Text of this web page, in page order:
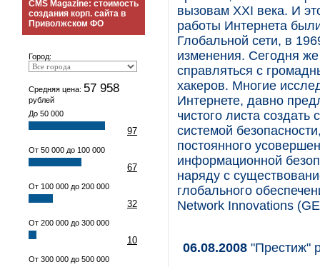
CMS Magazine: стоимость
создания корп. сайта в
Приволжском ФО
Город:
Средняя цена: 57 958
рублей
До 50 000
97
От 50 000 до 100 000
67
От 100 000 до 200 000
32
От 200 000 до 300 000
10
От 300 000 до 500 000
вызовам XXI века. И
работы Интернета
Глобальной сети, в
изменения. Сегодня
справляться с
хакеров. Многие
Интернете, давно
чистого листа
системой
постоянного
информационной
наряду с
глобального
Network Innovations
06.08.2008 "Престиж"